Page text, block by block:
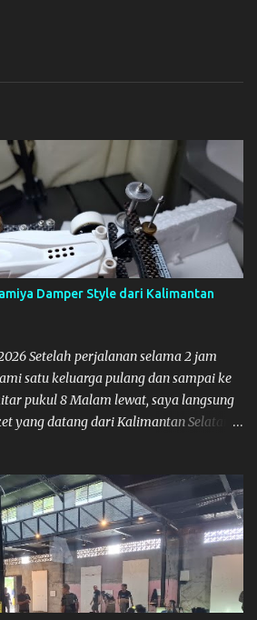
Damper Style dari Kalimantan
Setelah perjalanan selama 2 jam
satu keluarga pulang dan sampai ke
pukul 8 Malam lewat, saya langsung
yang datang dari Kalimantan Selatan.